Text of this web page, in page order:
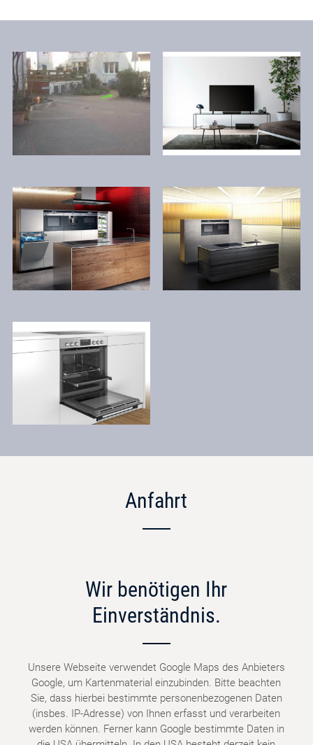
Anfahrt
Wir benötigen Ihr
Einverständnis.
Unsere Webseite verwendet Google Maps des Anbieters
Google, um Kartenmaterial einzubinden. Bitte beachten
Sie, dass hierbei bestimmte personenbezogenen Daten
(insbes. IP-Adresse) von Ihnen erfasst und verarbeiten
werden können. Ferner kann Google bestimmte Daten in